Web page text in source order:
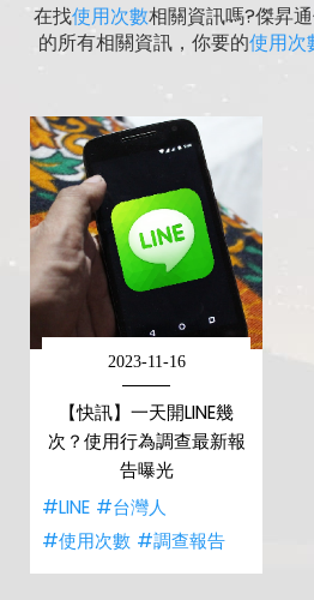
在找使用次數相關資訊嗎?傑昇
的所有相關資訊，你要的使用次
2023-11-16
【快訊】一天開LINE幾
次？使用行為調查最新報
告曝光
#LINE #台灣人
#使用次數 #調查報告